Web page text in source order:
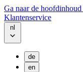
Ga naar de hoofdinhoud
Klantenservice
nl
de
en